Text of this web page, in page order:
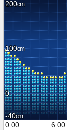
200
100
0
-40
0:00
6:00